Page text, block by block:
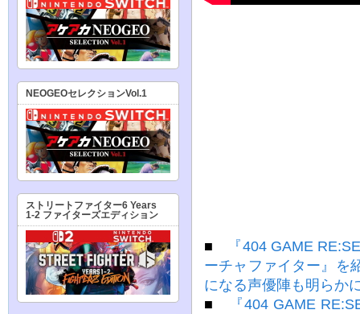
■
『404 GAME
ーチャファイター』を
になる声優陣も明らか
■
『404 GAME
NEOGEOセレクションVol.1
ストリートファイター6 Years
1-2 ファイターズエディション